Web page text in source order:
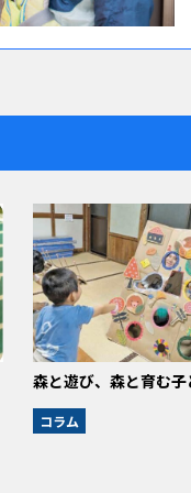
森と遊び、森と育む
コラム